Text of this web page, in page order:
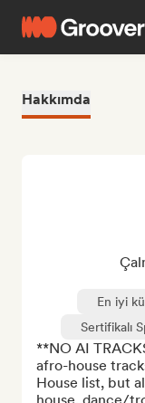
Hakkımda
En iyi
Sertifikalı
**NO AI
afro-house
House list, but